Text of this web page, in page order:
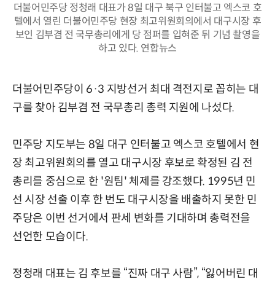
더불어민주당 정청래 대표가 8일 대구 북구 인터불고 엑스코 호
텔에서 열린 더불어민주당 현장 최고위원회의에서 대구시장 후
보인 김부겸 전 국무총리에게 당 점퍼를 입혀준 뒤 기념 촬영을
하고 있다. 연합뉴스
더불어민주당이 6·3 지방선거 최대 격전지로 꼽히는 대
구를 찾아 김부겸 전 국무총리 총력 지원에 나섰다.
민주당 지도부는 8일 대구 인터불고 엑스코 호텔에서 현
장 최고위원회의를 열고 대구시장 후보로 확정된 김 전
총리를 중심으로 한 '원팀' 체제를 강조했다. 1995년 민
선 시장 선출 이후 한 번도 대구시장을 배출하지 못한 민
주당은 이번 선거에서 판세 변화를 기대하며 총력전을
선언한 모습이다.
정청래 대표는 김 후보를 “진짜 대구 사람”, “잃어버린 대